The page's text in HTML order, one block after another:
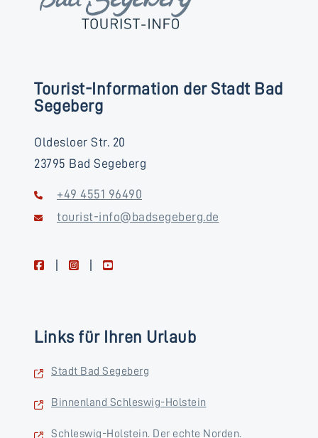
Tourist-Information der Stadt Bad
Segeberg
Oldesloer Str. 20
23795 Bad Segeberg
+49 4551 96490
tourist-info@badsegeberg.de
facebookinstagramyoutube
Links für Ihren Urlaub
Stadt Bad Segeberg
Binnenland Schleswig-Holstein
Schleswig-Holstein. Der echte Norden.